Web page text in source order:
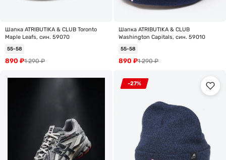
Шапка ATRIBUTIKA & CLUB Toronto
Maple Leafs, син. 59070
55-58
1 290₽
890 ₽
Шапка ATRIBUTIKA & CLUB
Washington Capitals, син. 59010
55-58
1 290₽
890 ₽
-27%